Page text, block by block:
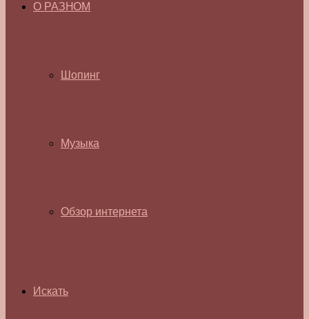
О РАЗНОМ
Шопинг
Музыка
Обзор интернета
Искать